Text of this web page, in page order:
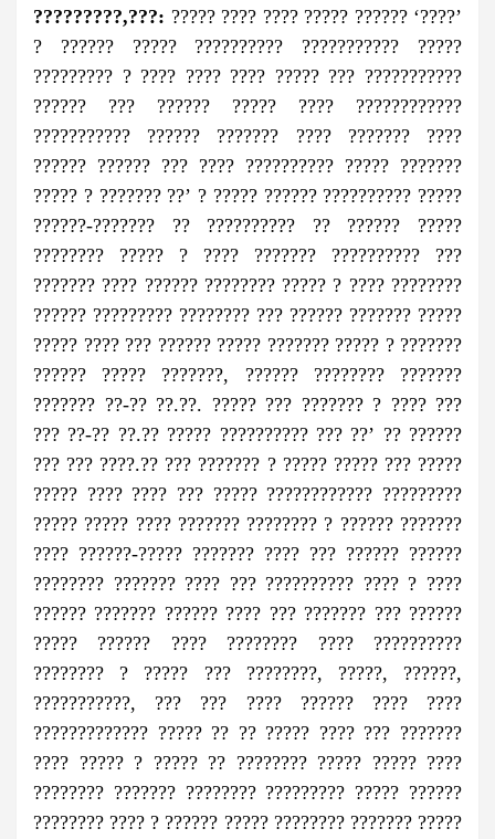
?????????,???: ????? ???? ???? ????? ?????? ‘????’
? ?????? ????? ?????????? ??????????? ?????
????????? ? ???? ???? ???? ????? ??? ???????????
?????? ??? ?????? ????? ???? ????????????
??????????? ?????? ??????? ???? ??????? ????
?????? ?????? ??? ???? ?????????? ????? ???????
????? ? ??????? ??’ ? ????? ?????? ?????????? ?????
??????-??????? ?? ?????????? ?? ?????? ?????
???????? ????? ? ???? ??????? ?????????? ???
??????? ???? ?????? ???????? ????? ? ???? ????????
?????? ????????? ???????? ??? ?????? ??????? ?????
????? ???? ??? ?????? ????? ??????? ????? ? ???????
?????? ????? ???????, ?????? ???????? ???????
??????? ??-?? ??.??. ????? ??? ??????? ? ???? ???
??? ??-?? ??.?? ????? ?????????? ??? ??’ ?? ??????
??? ??? ????.?? ??? ??????? ? ????? ????? ??? ?????
????? ???? ???? ??? ????? ???????????? ?????????
????? ????? ???? ??????? ???????? ? ?????? ???????
???? ??????-????? ??????? ???? ??? ?????? ??????
???????? ??????? ???? ??? ?????????? ???? ? ????
?????? ??????? ?????? ???? ??? ??????? ??? ??????
????? ?????? ???? ???????? ???? ??????????
???????? ? ????? ??? ????????, ?????, ??????,
???????????, ??? ??? ???? ?????? ???? ????
????????????? ????? ?? ?? ????? ???? ??? ???????
???? ????? ? ????? ?? ???????? ????? ????? ????
???????? ??????? ???????? ????????? ????? ??????
???????? ???? ? ?????? ????? ???????? ??????? ?????